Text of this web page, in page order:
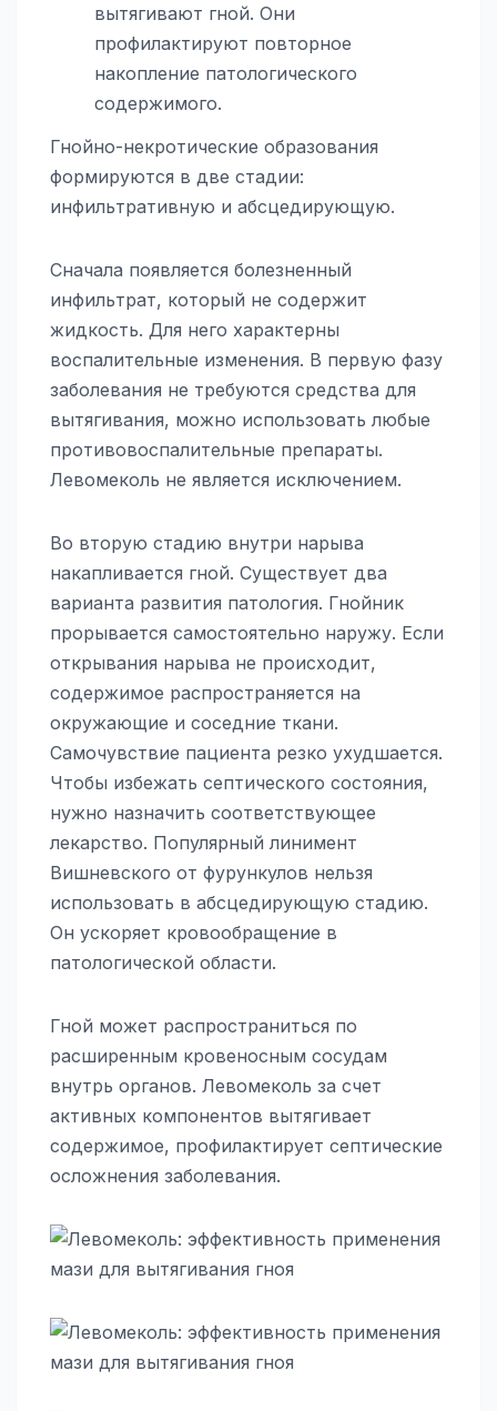
вытягивают гной. Они
профилактируют повторное
накопление патологического
содержимого.
Гнойно-некротические образования
формируются в две стадии:
инфильтративную и абсцедирующую.
Сначала появляется болезненный
инфильтрат, который не содержит
жидкость. Для него характерны
воспалительные изменения. В первую фазу
заболевания не требуются средства для
вытягивания, можно использовать любые
противовоспалительные препараты.
Левомеколь не является исключением.
Во вторую стадию внутри нарыва
накапливается гной. Существует два
варианта развития патология. Гнойник
прорывается самостоятельно наружу. Если
открывания нарыва не происходит,
содержимое распространяется на
окружающие и соседние ткани.
Самочувствие пациента резко ухудшается.
Чтобы избежать септического состояния,
нужно назначить соответствующее
лекарство. Популярный линимент
Вишневского от фурункулов нельзя
использовать в абсцедирующую стадию.
Он ускоряет кровообращение в
патологической области.
Гной может распространиться по
расширенным кровеносным сосудам
внутрь органов. Левомеколь за счет
активных компонентов вытягивает
содержимое, профилактирует септические
осложнения заболевания.